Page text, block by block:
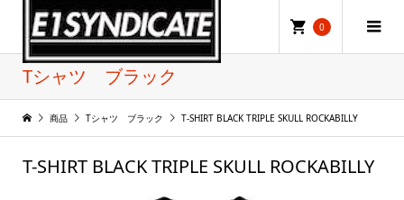
0
Tシャツ ブラック
商品 Tシャツ ブラック T-SHIRT BLACK TRIPLE SKULL ROCKABILLY
T-SHIRT BLACK TRIPLE SKULL ROCKABILLY